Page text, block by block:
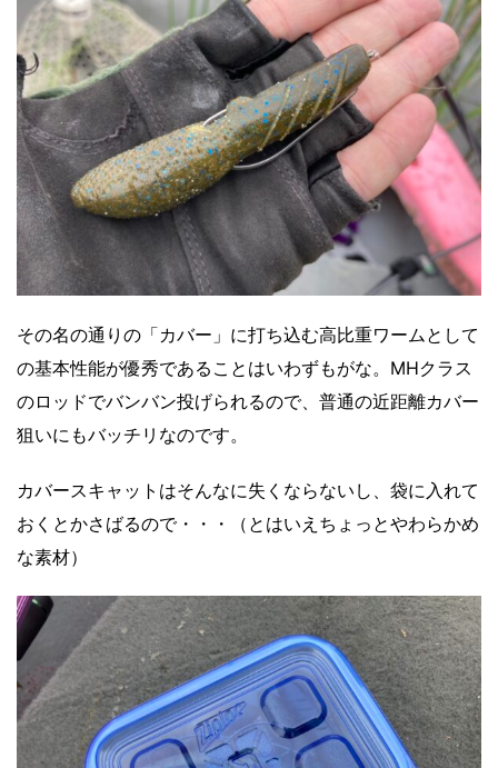
その名の通りの「カバー」に打ち込む高比重ワームとして
の基本性能が優秀であることはいわずもがな。MHクラス
のロッドでバンバン投げられるので、普通の近距離カバー
狙いにもバッチリなのです。
カバースキャットはそんなに失くならないし、袋に入れて
おくとかさばるので・・・（とはいえちょっとやわらかめ
な素材）